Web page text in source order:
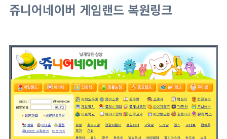
쥬니어네이버 게임랜드 복원링크